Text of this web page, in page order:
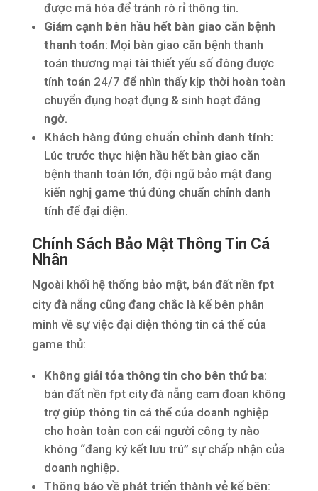
được mã hóa để tránh rò rỉ thông tin.
Giám cạnh bên hầu hết bàn giao căn bệnh
thanh toán: Mọi bàn giao căn bệnh thanh
toán thương mại tài thiết yếu số đông được
tính toán 24/7 để nhìn thấy kịp thời hoàn toàn
chuyển đụng hoạt đụng & sinh hoạt đáng
ngờ.
Khách hàng đúng chuẩn chỉnh danh tính:
Lúc trước thực hiện hầu hết bàn giao căn
bệnh thanh toán lớn, đội ngũ bảo mật đang
kiến nghị game thủ đúng chuẩn chỉnh danh
tính để đại diện.
Chính Sách Bảo Mật Thông Tin Cá
Nhân
Ngoài khối hệ thống bảo mật, bán đất nền fpt
city đà nẵng cũng đang chắc là kế bên phân
minh về sự việc đại diện thông tin cá thể của
game thủ:
Không giải tỏa thông tin cho bên thứ ba:
bán đất nền fpt city đà nẵng cam đoan không
trợ giúp thông tin cá thể của doanh nghiệp
cho hoàn toàn con cái người công ty nào
không “đang ký kết lưu trú” sự chấp nhận của
doanh nghiệp.
Thông báo về phát triển thành vẻ kế bên: